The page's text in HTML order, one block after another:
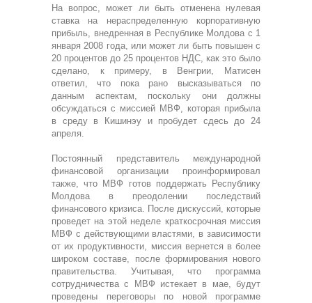
На вопрос, может ли быть отменена нулевая
ставка на нераспределенную корпоративную
прибыль, внедренная в Республике Молдова с 1
января 2008 года, или может ли быть повышен с
20 процентов до 25 процентов НДС, как это было
сделано, к примеру, в Венгрии, Матисен
ответил, что пока рано высказываться по
данным аспектам, поскольку они должны
обсуждаться с миссией МВФ, которая прибыла
в среду в Кишинэу и пробудет сдесь до 24
апреля.
Постоянный представитель международной
финансовой организации проинформировал
также, что МВФ готов поддержать Республику
Молдова в преодолении последствий
финансового кризиса. После дискуссий, которые
проведет на этой неделе краткосрочная миссия
МВФ с действующими властями, в зависимости
от их продуктивности, миссия вернется в более
широком составе, после формирования нового
правительства. Учитывая, что программа
сотрудничества с МВФ истекает в мае, будут
проведены переговоры по новой программе